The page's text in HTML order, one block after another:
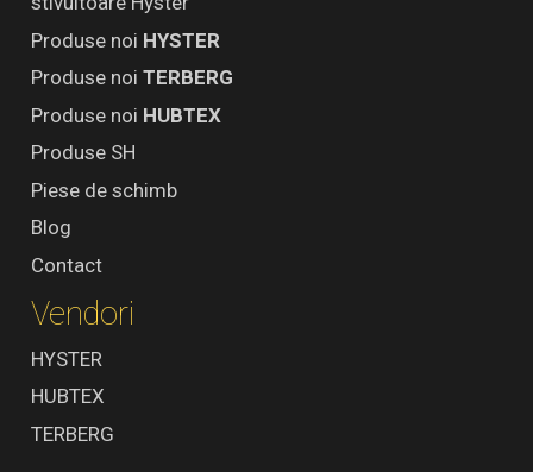
Produse noi HYSTER
Produse noi TERBERG
Produse noi HUBTEX
Produse SH
Piese de schimb
Blog
Contact
Vendori
HYSTER
HUBTEX
TERBERG